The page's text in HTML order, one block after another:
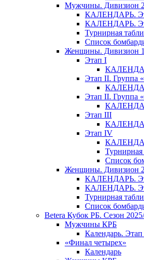
Мужчины. Дивизион 2
КАЛЕНДАРЬ.
КАЛЕНДАРЬ.
Турнирная
Список
Женщины. Дивизион 1
Этап I
Этап II. Группа
Этап II. Группа
Этап III
Этап IV
Турнирная
Список
Женщины. Дивизион 2
КАЛЕНДАРЬ.
КАЛЕНДАРЬ.
Турнирная
Список
Betera Кубок РБ. Сезон
Мужчины КРБ
Календарь.
«Финал четырех»
Календарь